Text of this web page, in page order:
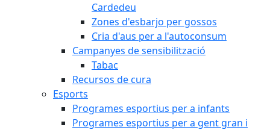
Cardedeu
Zones d'esbarjo per gossos
Cria d'aus per a l'autoconsum
Campanyes de sensibilització
Tabac
Recursos de cura
Esports
Programes esportius per a infants
Programes esportius per a gent gran i